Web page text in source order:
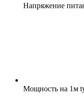
Напряжение
Мощность на 1м